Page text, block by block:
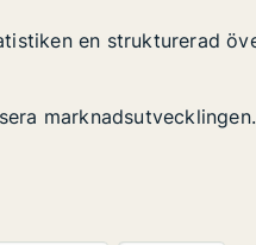
en strukturerad
marknadsutvecklingen.